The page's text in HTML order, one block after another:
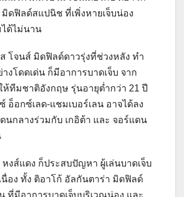
ดฟิลด์สแปนิช ที่เพิ่งหายเจ็บน่อง
ด้ไม่นาน
โจนส์ มิดฟิลด์ดาวรุ่งที่ช่วงหลัง ทำ
งโดดเด่น ก็มีอาการบาดเจ็บ จาก
ห้ทีมชาติอังกฤษ รุ่นอายุต่ำกว่า 21 ปี
อ็อกซ์เลด-แชมเบอร์เลน อาจได้ลง
นกลางร่วมกับ เกอิต้า และ จอร์แดน
งส์แดง ก็ประสบปัญหา ผู้เล่นบาดเจ็บ
นื่อง ทั้ง ติอาโก้ อัลกันตาร่า มิดฟิลด์
ที่มีอาการบาดเจ็บบริเวณน่อง และ